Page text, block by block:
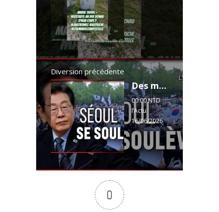
Diversion précédente
Des milliers d'électeurs empêchés de voter. Pékin impliqué ?
00:00 NTD
l’Actu
16/06/2026
00:15 Corée
scandale
électoral
dont
0